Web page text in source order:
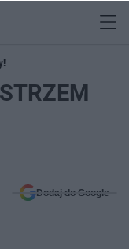
Dodaj do Google